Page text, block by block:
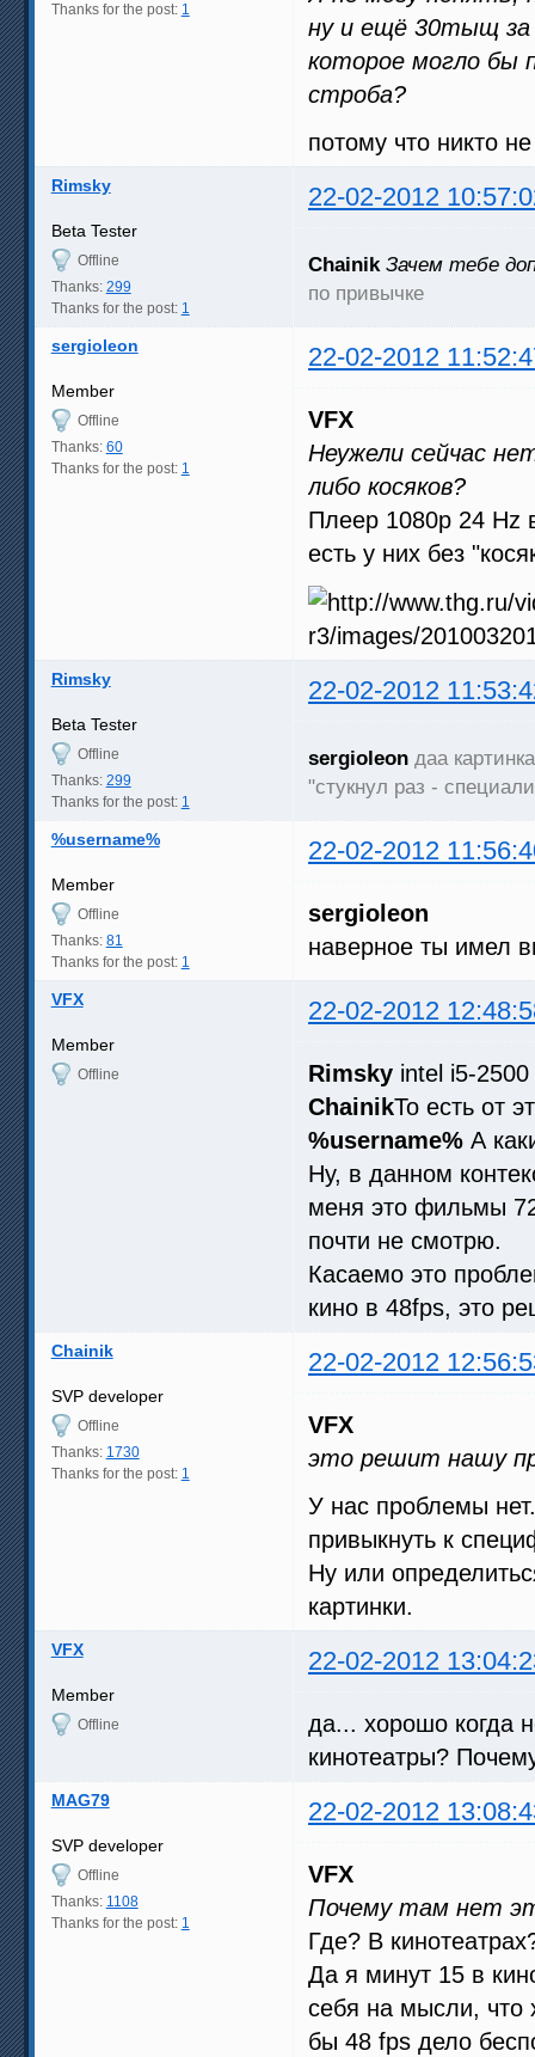
Thanks for the post: 1
ну и ещё 30тыщ за
которое могло бы
строба?
потому что никто
Rimsky 22-02-2012
Beta Tester
Offline
Thanks: 299
Thanks for the post: 1
Chainik Зачем тебе
по привычке
sergioleon 22-02-2012
Member
Offline
Thanks: 60
Thanks for the post: 1
VFX
Неужели сейчас
либо косяков?
Плеер 1080p 24 Hz
есть у них без
Rimsky 22-02-2012
Beta Tester
Offline
Thanks: 299
Thanks for the post: 1
sergioleon даа
"стукнул раз -
%username% 22-02-2012
Member
Offline
Thanks: 81
Thanks for the post: 1
sergioleon
наверное ты имел
VFX 22-02-2012
Member
Offline Rimsky intel i5-
ChainikТо есть от
%username% А
Ну, в данном
меня это фильмы
почти не смотрю.
Касаемо это
кино в 48fps, это
Chainik 22-02-2012
SVP developer
Offline
Thanks: 1730
Thanks for the post: 1
VFX
это решит нашу
У нас проблемы
привыкнуть к
Ну или
картинки.
VFX 22-02-2012
Member
Offline
да... хорошо когда
кинотеатры?
MAG79 22-02-2012
SVP developer
Offline
Thanks: 1108
Thanks for the post: 1
VFX
Почему там нет
Где? В
Да я минут 15 в
себя на мысли, что
бы 48 fps дело